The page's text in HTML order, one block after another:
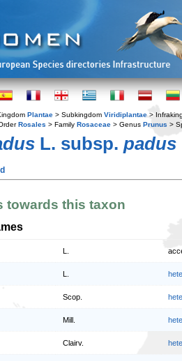
Plantae > Subkingdom Viridiplantae >
Rosales > Family Rosaceae > Genus Prunus >
L. subsp. padus
towards this taxon
Scop.
Mill.
Clairv.